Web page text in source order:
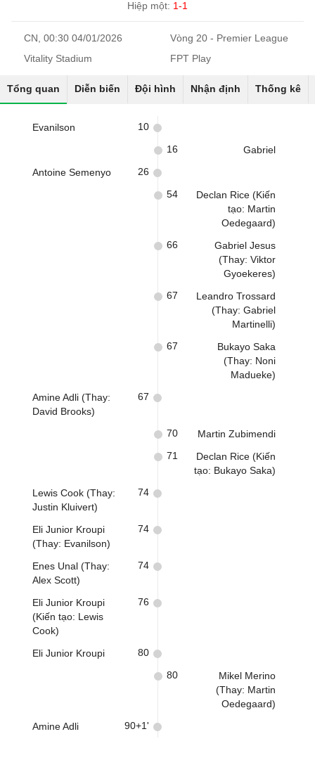
Hiệp một: 1-1
CN, 00:30 04/01/2026
Vòng 20 - Premier League
Vitality Stadium
FPT Play
Tổng quan Diễn biến Đội hình Nhận định Thống kê
Evanilson 10
Gabriel
16
Antoine Semenyo 26
Declan Rice (Kiến
tạo: Martin
Oedegaard)
54
Gabriel Jesus
(Thay: Viktor
Gyoekeres)
66
Leandro Trossard
(Thay: Gabriel
Martinelli)
67
Bukayo Saka
(Thay: Noni
Madueke)
67
Amine Adli (Thay:
David Brooks)
67
Martin Zubimendi
70
Declan Rice (Kiến
tạo: Bukayo Saka)
71
Lewis Cook (Thay:
Justin Kluivert)
74
Eli Junior Kroupi
(Thay: Evanilson)
74
Enes Unal (Thay:
Alex Scott)
74
Eli Junior Kroupi
(Kiến tạo: Lewis
Cook)
76
Eli Junior Kroupi 80
Mikel Merino
(Thay: Martin
Oedegaard)
80
Amine Adli 90+1'